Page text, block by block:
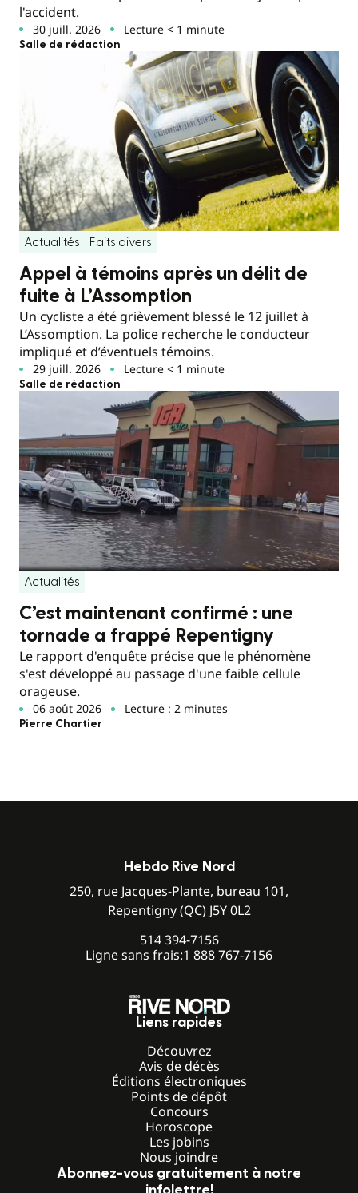
l'accident.
30 juill. 2026 Lecture < 1 minute
Salle de rédaction
Actualités Faits divers
Appel à témoins après un délit de
fuite à L’Assomption
Un cycliste a été grièvement blessé le 12 juillet à
L’Assomption. La police recherche le conducteur
impliqué et d’éventuels témoins.
29 juill. 2026 Lecture < 1 minute
Salle de rédaction
Actualités
C’est maintenant confirmé : une
tornade a frappé Repentigny
Le rapport d'enquête précise que le phénomène
s'est développé au passage d'une faible cellule
orageuse.
06 août 2026 Lecture : 2 minutes
Pierre Chartier
Hebdo Rive Nord
250, rue Jacques-Plante, bureau 101,
Repentigny (QC) J5Y 0L2
514 394-7156
Ligne sans frais:1 888 767-7156
Liens rapides
Découvrez
Avis de décès
Éditions électroniques
Points de dépôt
Concours
Horoscope
Les jobins
Nous joindre
Abonnez-vous gratuitement à notre
infolettre!